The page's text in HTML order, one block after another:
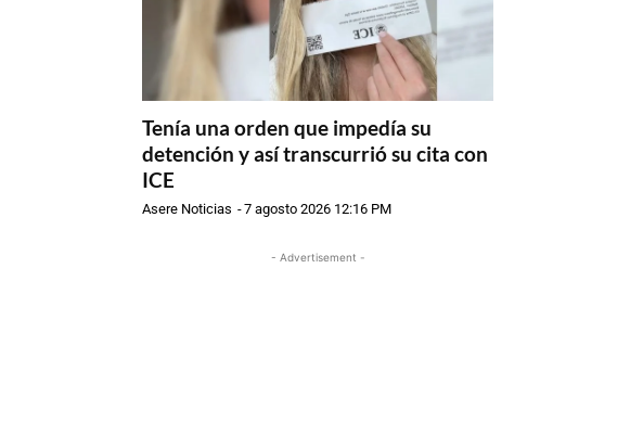
Tenía una orden que impedía su
detención y así transcurrió su cita con
ICE
Asere Noticias -7 agosto 2026 12:16 PM
- Advertisement -